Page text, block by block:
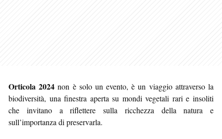
Orticola 2024 non è solo un evento, è un viaggio attraverso la
biodiversità, una finestra aperta su mondi vegetali rari e insoliti
che invitano a riflettere sulla ricchezza della natura e
sull’importanza di preservarla.